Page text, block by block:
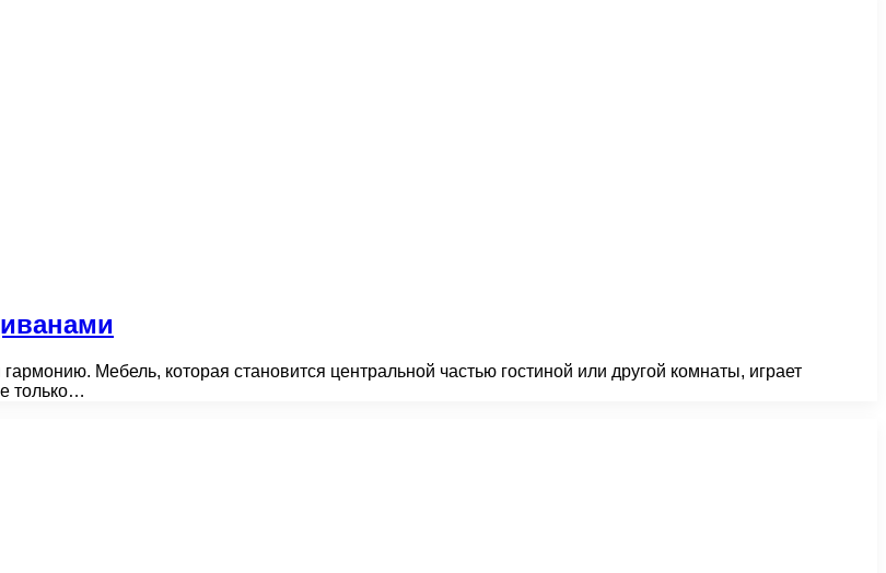
Мебель, которая становится центральной частью гостиной или другой комнаты, играет
только…